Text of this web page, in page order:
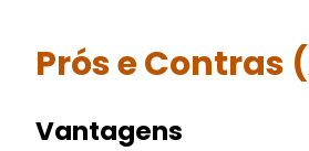
Prós e Contras
Vantagens